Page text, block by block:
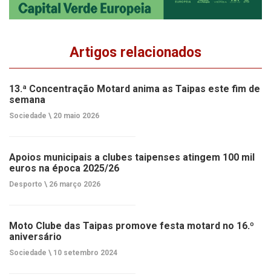
Artigos relacionados
13.ª Concentração Motard anima as Taipas este fim de
semana
Sociedade \ 20 maio 2026
Apoios municipais a clubes taipenses atingem 100 mil
euros na época 2025/26
Desporto \ 26 março 2026
Moto Clube das Taipas promove festa motard no 16.º
aniversário
Sociedade \ 10 setembro 2024